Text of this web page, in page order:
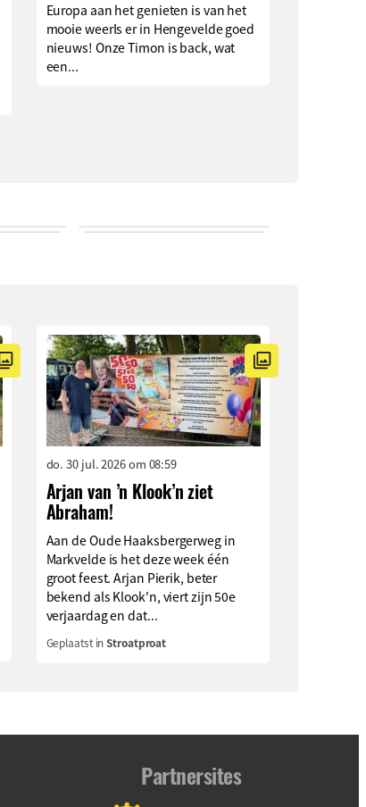
Europa aan het genieten is van het
mooie weerIs er in Hengevelde goed
nieuws! Onze Timon is back, wat
een...
do. 30 jul. 2026 om 08:59
Arjan van ’n Klook’n ziet
Abraham!
Aan de Oude Haaksbergerweg in
Markvelde is het deze week één
groot feest. Arjan Pierik, beter
bekend als Klook'n, viert zijn 50e
verjaardag en dat...
Geplaatst inStroatproat
Partnersites